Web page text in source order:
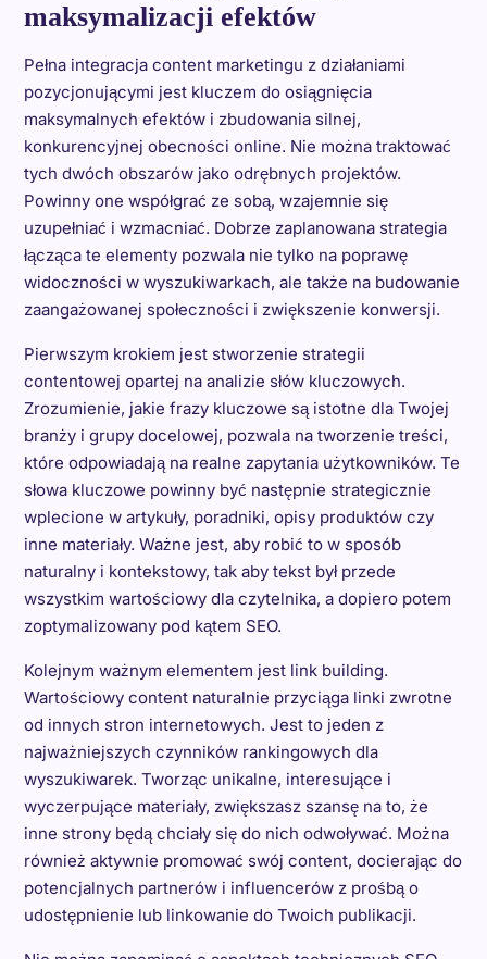
maksymalizacji efektów
Pełna integracja content marketingu z działaniami
pozycjonującymi jest kluczem do osiągnięcia
maksymalnych efektów i zbudowania silnej,
konkurencyjnej obecności online. Nie można traktować
tych dwóch obszarów jako odrębnych projektów.
Powinny one współgrać ze sobą, wzajemnie się
uzupełniać i wzmacniać. Dobrze zaplanowana strategia
łącząca te elementy pozwala nie tylko na poprawę
widoczności w wyszukiwarkach, ale także na budowanie
zaangażowanej społeczności i zwiększenie konwersji.
Pierwszym krokiem jest stworzenie strategii
contentowej opartej na analizie słów kluczowych.
Zrozumienie, jakie frazy kluczowe są istotne dla Twojej
branży i grupy docelowej, pozwala na tworzenie treści,
które odpowiadają na realne zapytania użytkowników. Te
słowa kluczowe powinny być następnie strategicznie
wplecione w artykuły, poradniki, opisy produktów czy
inne materiały. Ważne jest, aby robić to w sposób
naturalny i kontekstowy, tak aby tekst był przede
wszystkim wartościowy dla czytelnika, a dopiero potem
zoptymalizowany pod kątem SEO.
Kolejnym ważnym elementem jest link building.
Wartościowy content naturalnie przyciąga linki zwrotne
od innych stron internetowych. Jest to jeden z
najważniejszych czynników rankingowych dla
wyszukiwarek. Tworząc unikalne, interesujące i
wyczerpujące materiały, zwiększasz szansę na to, że
inne strony będą chciały się do nich odwoływać. Można
również aktywnie promować swój content, docierając do
potencjalnych partnerów i influencerów z prośbą o
udostępnienie lub linkowanie do Twoich publikacji.